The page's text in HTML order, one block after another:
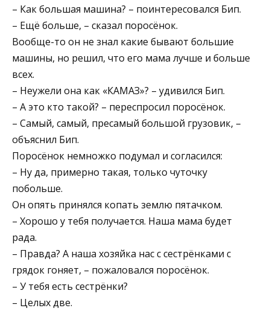
– Как большая машина? – поинтересовался Бип.
– Ещё больше, – сказал поросёнок.
Вообще-то он не знал какие бывают большие
машины, но решил, что его мама лучше и больше
всех.
– Неужели она как «КАМАЗ»? – удивился Бип.
– А это кто такой? – переспросил поросёнок.
– Самый, самый, пресамый большой грузовик, –
объяснил Бип.
Поросёнок немножко подумал и согласился:
– Ну да, примерно такая, только чуточку
побольше.
Он опять принялся копать землю пятачком.
– Хорошо у тебя получается. Наша мама будет
рада.
– Правда? А наша хозяйка нас с сестрёнками с
грядок гоняет, – пожаловался поросёнок.
– У тебя есть сестрёнки?
– Целых две.